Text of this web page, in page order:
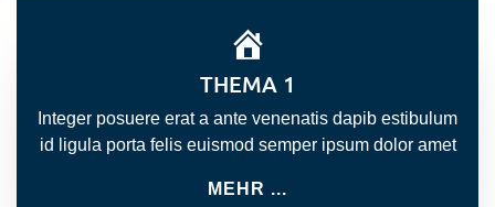
THEMA 1
Integer posuere erat a ante venenatis dapib estibulum
id ligula porta felis euismod semper ipsum dolor amet
MEHR ...